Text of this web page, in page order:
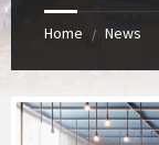
Home / News